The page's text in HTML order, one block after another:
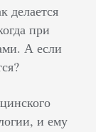
делается
при
А если
и ему